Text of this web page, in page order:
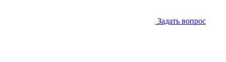
Задать вопрос